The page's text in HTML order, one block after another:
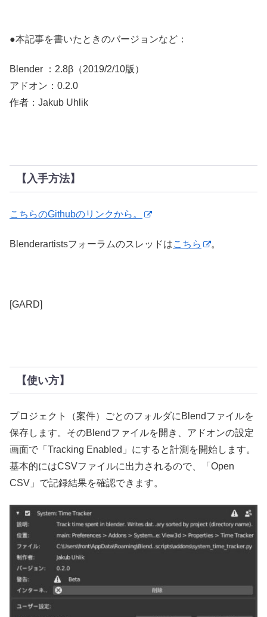
●本記事を書いたときのバージョンなど：
Blender ：2.8β（2019/2/10版）
アドオン：0.2.0
作者：Jakub Uhlik
【入手方法】
こちらのGithubのリンクから。
Blenderartistsフォーラムのスレッドはこちら 。
[GARD]
【使い方】
プロジェクト（案件）ごとのフォルダにBlendファイルを
保存します。そのBlendファイルを開き、アドオンの設定
画面で「Tracking Enabled」にすると計測を開始します。
基本的にはCSVファイルに出力されるので、「Open
CSV」で記録結果を確認できます。